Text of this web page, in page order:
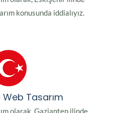
konusunda iddialıyız.
Tasarım
olarak, Gaziantep ilinde